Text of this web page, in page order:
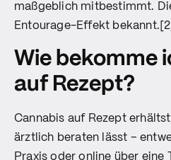
maßgeblich mitbestimmt.
Entourage-Effekt
Wie bekomme
auf Rezept?
Cannabis auf Rezept
ärztlich beraten lässt –
Praxis oder online über